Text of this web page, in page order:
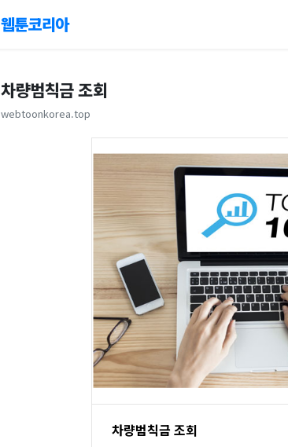
웹툰코리아
차량범칙금 조회
webtoonkorea.top
차량범칙금 조회